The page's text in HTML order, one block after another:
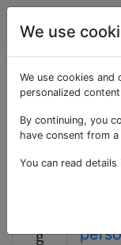
Indica domande
We use
We use cookies
personalized
By continuing, you
have consent from
You can read details